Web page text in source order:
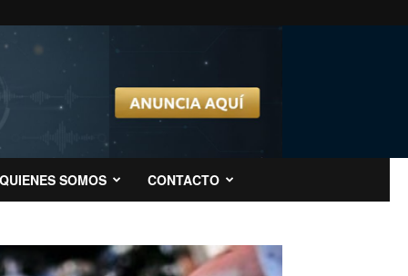
QUIENES SOMOS CONTACTO